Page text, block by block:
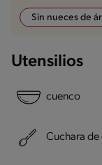
Sin nueces de
Utensilios
cuenco
Cuchara de